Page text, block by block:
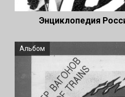
Энциклопедия
Альбом